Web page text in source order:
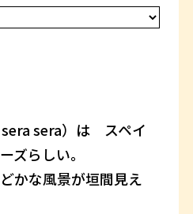
sera）は スペイ
ズらしい。
かな風景が垣間見え